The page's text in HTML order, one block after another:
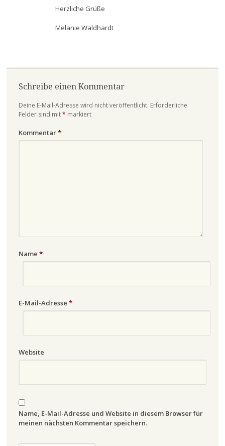
Herzliche Grüße
Melanie Waldhardt
Schreibe einen Kommentar
Deine E-Mail-Adresse wird nicht veröffentlicht. Erforderliche
Felder sind mit* markiert
Kommentar*
Name *
E-Mail-Adresse *
Website
Name, E-Mail-Adresse und Website in diesem Browser für
meinen nächsten Kommentar speichern.